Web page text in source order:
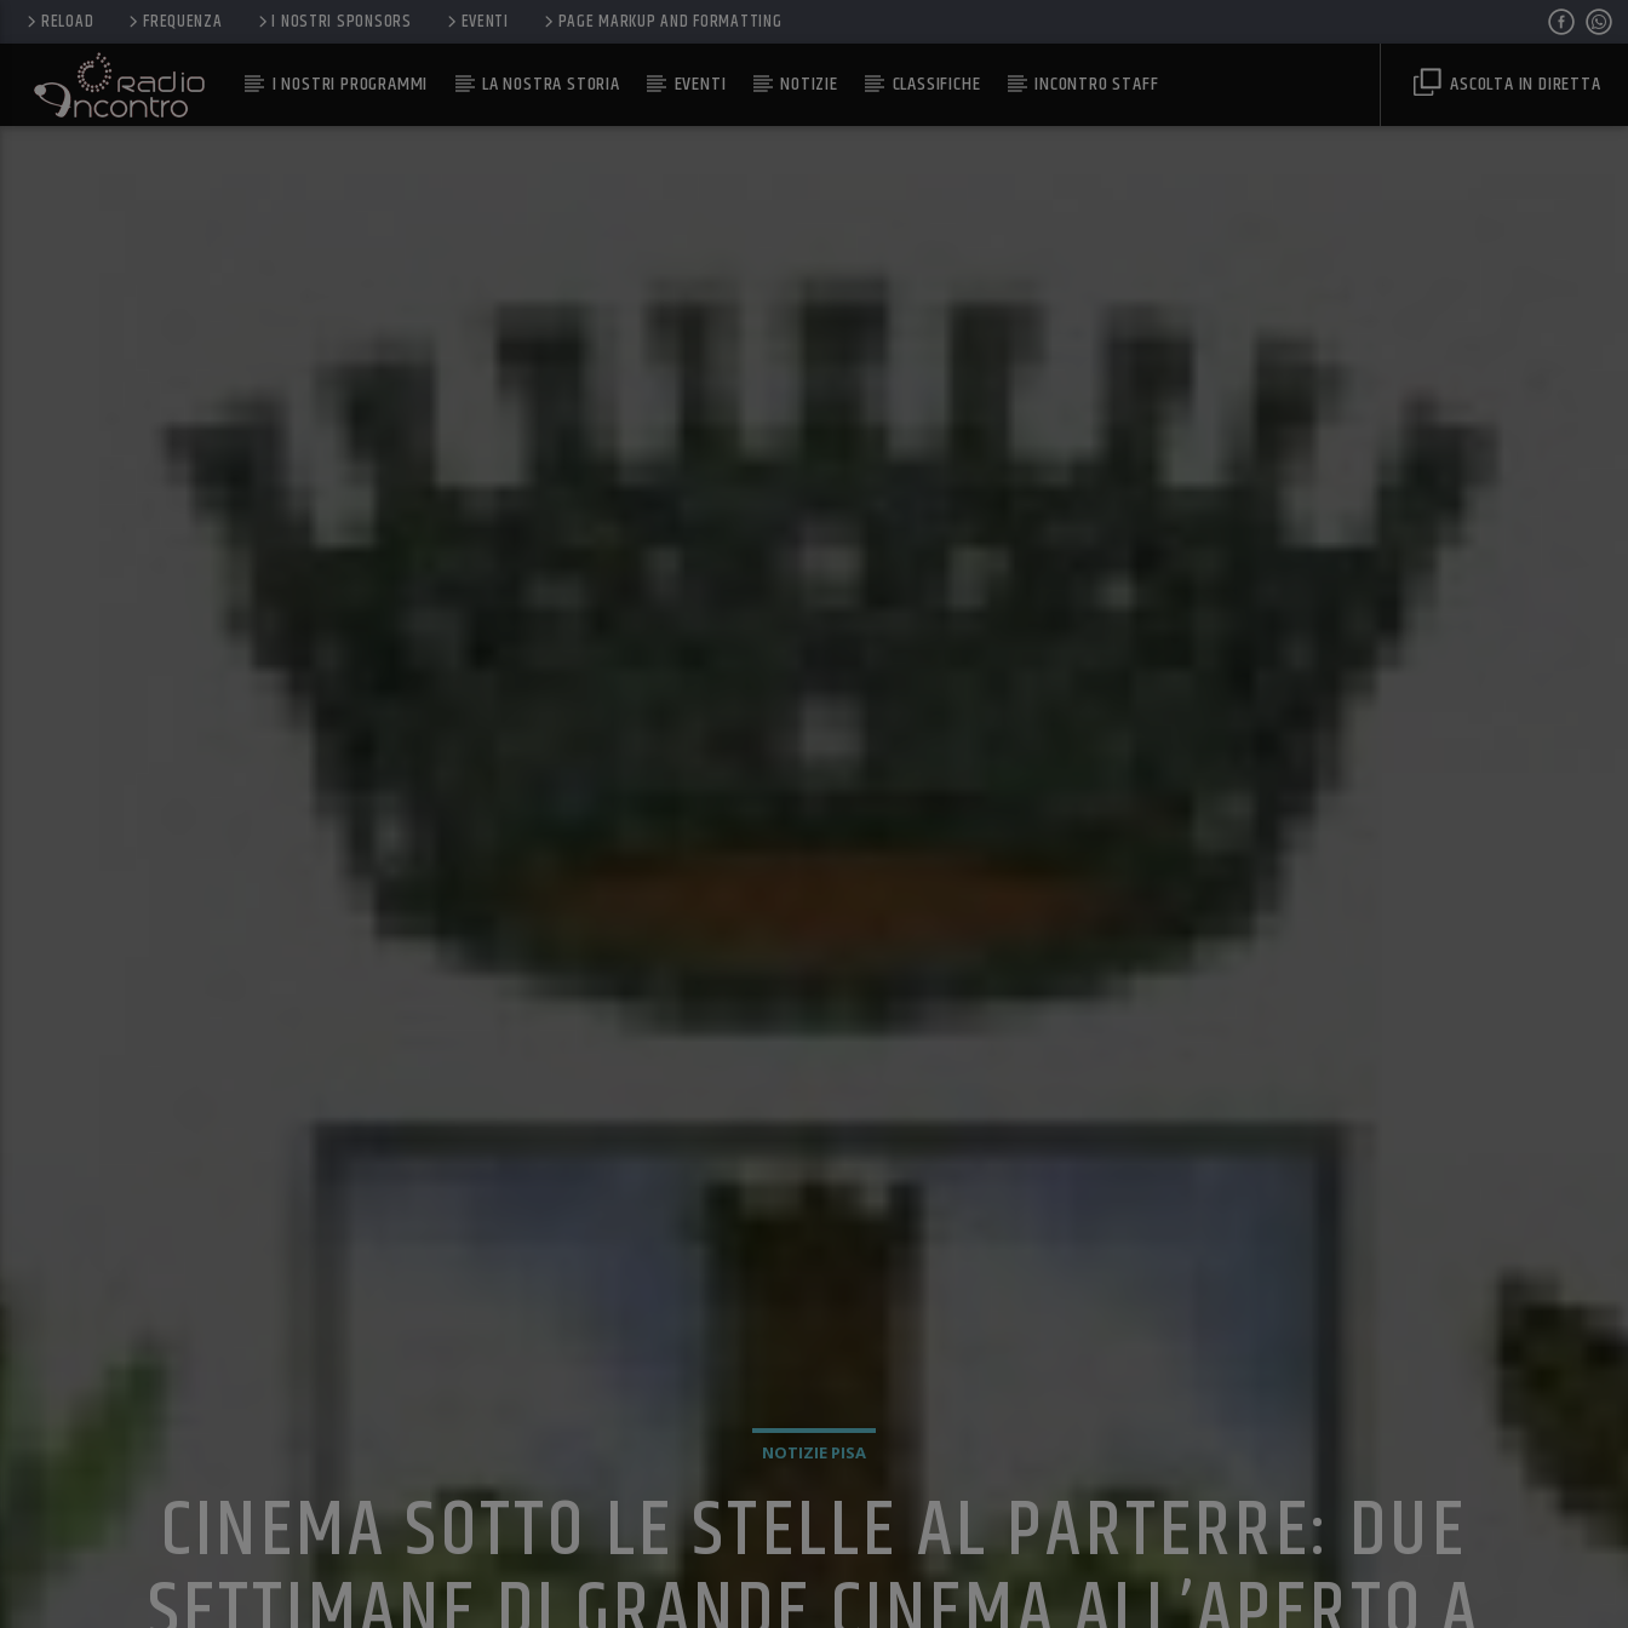
RELOAD FREQUENZA I NOSTRI SPONSORS EVENTI PAGE MARKUP AND FORMATTING
I NOSTRI PROGRAMMI LA NOSTRA STORIA EVENTI NOTIZIE CLASSIFICHE INCONTRO STAFF ASCOLTA IN DIRETTA
NOTIZIE PISA
CINEMA SOTTO LE STELLE AL PARTERRE: DUE